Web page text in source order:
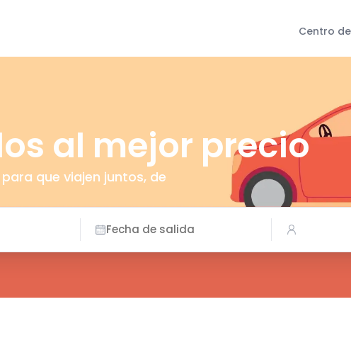
Centro
al mejor precio
que viajen juntos, de
Fecha de salida